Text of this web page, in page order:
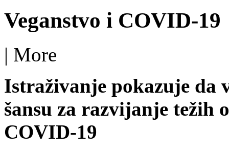
Veganstvo i COVID-19
| More
Istraživanje pokazuje da
šansu za razvijanje težih
COVID-19